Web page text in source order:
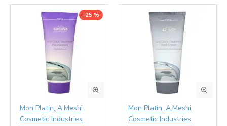
-25 %
Mon Platin, A.Meshi
Cosmetic Industries
Mon Platin, A.Meshi
Cosmetic Industries